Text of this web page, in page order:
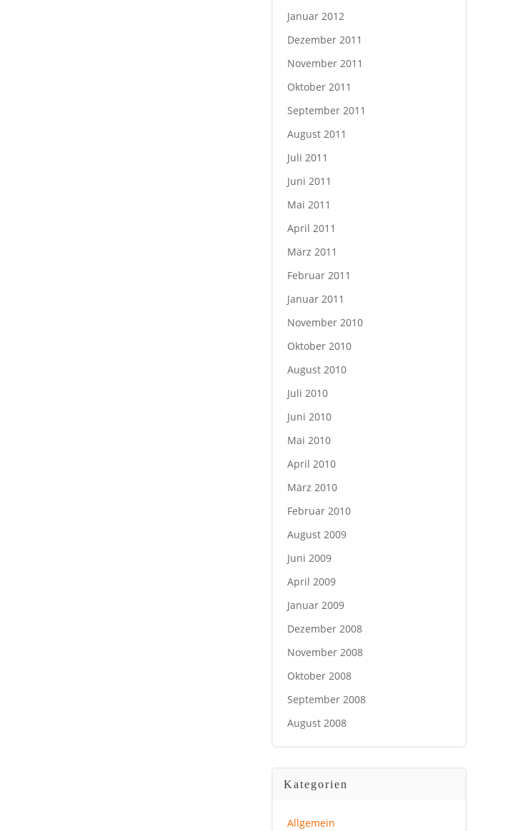
Januar 2012
Dezember 2011
November 2011
Oktober 2011
September 2011
August 2011
Juli 2011
Juni 2011
Mai 2011
April 2011
März 2011
Februar 2011
Januar 2011
November 2010
Oktober 2010
August 2010
Juli 2010
Juni 2010
Mai 2010
April 2010
März 2010
Februar 2010
August 2009
Juni 2009
April 2009
Januar 2009
Dezember 2008
November 2008
Oktober 2008
September 2008
August 2008
Kategorien
Allgemein